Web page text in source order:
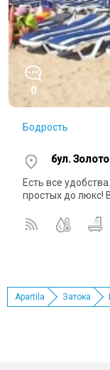
0
Бодрость
бул.
Есть все
простых до люкс!
Apartila Затока